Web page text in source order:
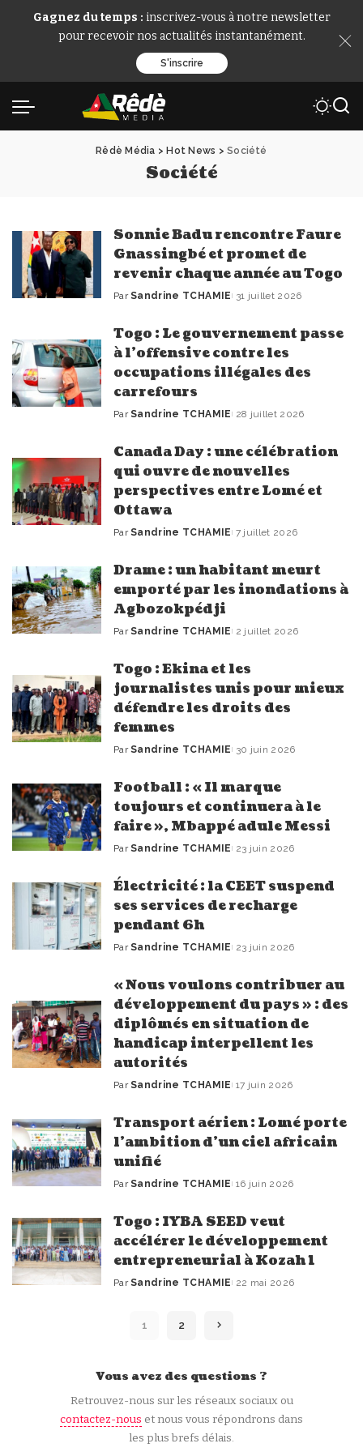
Gagnez du temps : inscrivez-vous à notre newsletter
pour recevoir nos actualités instantanément.
S'inscrire
Rêdè Média > Hot News >Société
Société
Sonnie Badu rencontre Faure
Gnassingbé et promet de
revenir chaque année au Togo
Publié
Par Sandrine TCHAMIE 31 juillet 2026
Togo : Le gouvernement passe
à l’offensive contre les
occupations illégales des
carrefours
Publié
Par Sandrine TCHAMIE 28 juillet 2026
Canada Day : une célébration
qui ouvre de nouvelles
perspectives entre Lomé et
Ottawa
Publié
Par Sandrine TCHAMIE 7 juillet 2026
Drame : un habitant meurt
emporté par les inondations à
Agbozokpédji
Publié
Par Sandrine TCHAMIE 2 juillet 2026
Togo : Ekina et les
journalistes unis pour mieux
défendre les droits des
femmes
Publié
Par Sandrine TCHAMIE 30 juin 2026
Football : « Il marque
toujours et continuera à le
faire », Mbappé adule Messi
Publié
Par Sandrine TCHAMIE 23 juin 2026
Électricité : la CEET suspend
ses services de recharge
pendant 6h
Publié
Par Sandrine TCHAMIE 23 juin 2026
« Nous voulons contribuer au
développement du pays » : des
diplômés en situation de
handicap interpellent les
autorités
Publié
Par Sandrine TCHAMIE 17 juin 2026
Transport aérien : Lomé porte
l’ambition d’un ciel africain
unifié
Publié
Par Sandrine TCHAMIE 16 juin 2026
Togo : IYBA SEED veut
accélérer le développement
entrepreneurial à Kozah 1
Publié
Par Sandrine TCHAMIE 22 mai 2026
1 2
Vous avez des questions ?
Retrouvez-nous sur les réseaux sociaux ou
contactez-nous et nous vous répondrons dans
les plus brefs délais.